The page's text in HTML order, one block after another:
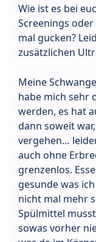
Wie ist es bei
Screenings
mal gucken?
zusätzlichen
Meine
habe mich sehr
werden, es hat
dann soweit
vergehen…
auch ohne
grenzenlos.
gesunde was
nicht mal mehr
Spülmittel
sowas vorher